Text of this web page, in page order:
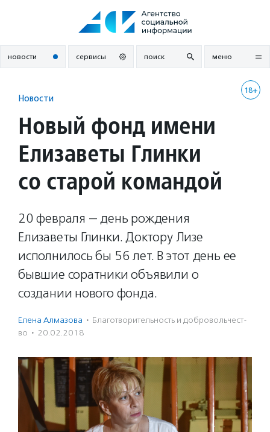
новости сервисы поиск меню
18+
Новости
Новый фонд имени
Елизаветы Глинки
со старой командой
20 февраля — день рождения
Елизаветы Глинки. Доктору Лизе
исполнилось бы 56 лет. В этот день ее
бывшие соратники объявили о
создании нового фонда.
Елена Алмазова · Благотвори­тель­ность и доброволь­чест­
во · 20.02.2018